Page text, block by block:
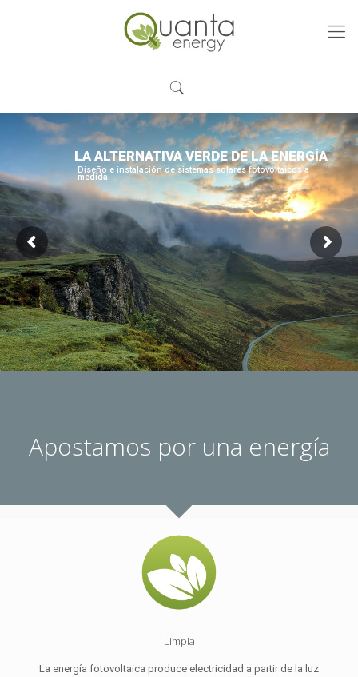
Diseño e instalación de sistemas solares fotovoltaicos a
medida.
LA ALTERNATIVA VERDE DE LA ENERGÍA
Apostamos por una energía
Limpia
La energía fotovoltaica produce electricidad a partir de la luz